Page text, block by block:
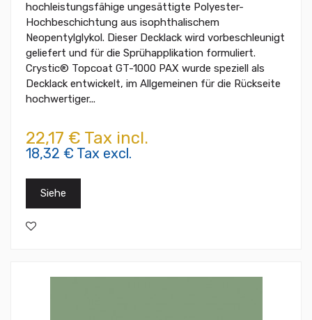
hochleistungsfähige ungesättigte Polyester-
Hochbeschichtung aus isophthalischem
Neopentylglykol. Dieser Decklack wird vorbeschleunigt
geliefert und für die Sprühapplikation formuliert.
Crystic® Topcoat GT-1000 PAX wurde speziell als
Decklack entwickelt, im Allgemeinen für die Rückseite
hochwertiger...
22,17 € Tax incl.
18,32 € Tax excl.
Siehe